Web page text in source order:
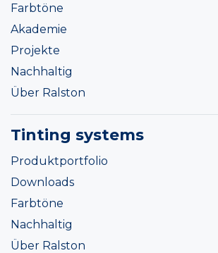
Farbtöne
Akademie
Projekte
Nachhaltig
Über Ralston
Tinting systems
Produktportfolio
Downloads
Farbtöne
Nachhaltig
Über Ralston